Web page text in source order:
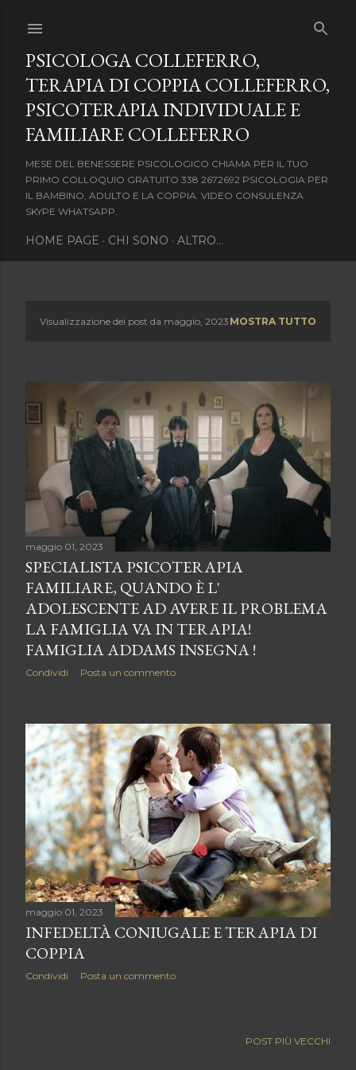
PSICOLOGA COLLEFERRO,
TERAPIA DI COPPIA COLLEFERRO,
PSICOTERAPIA INDIVIDUALE E
FAMILIARE COLLEFERRO
MESE DEL BENESSERE PSICOLOGICO CHIAMA PER IL TUO
PRIMO COLLOQUIO GRATUITO 338 2672692 PSICOLOGIA PER
IL BAMBINO, ADULTO E LA COPPIA. VIDEO CONSULENZA
SKYPE WHATSAPP.
HOME PAGE CHI SONO ALTRO…
s
t
Visualizzazione dei post da maggio, 2023 MOSTRA TUTTO
maggio 01, 2023
SPECIALISTA PSICOTERAPIA
FAMILIARE, QUANDO È L'
ADOLESCENTE AD AVERE IL PROBLEMA
LA FAMIGLIA VA IN TERAPIA!
FAMIGLIA ADDAMS INSEGNA !
Condividi Posta un commento
maggio 01, 2023
INFEDELTÀ CONIUGALE E TERAPIA DI
COPPIA
Condividi Posta un commento
POST PIÙ VECCHI